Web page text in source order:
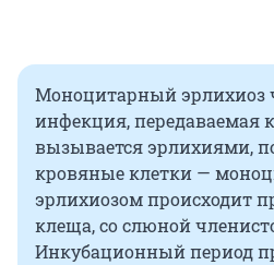
Моноцитарный эрлихиоз
инфекция, передаваемая
вызывается эрлихиями,
кровяные клетки —
эрлихиозом происходит
клеща, со слюной
Инкубационный период